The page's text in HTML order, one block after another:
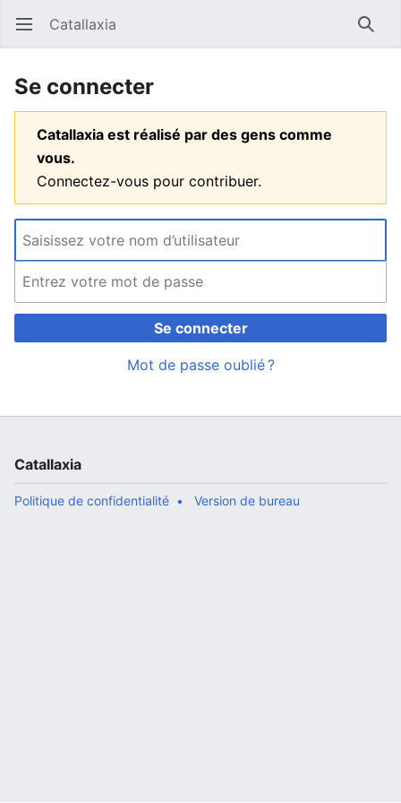
Ouvrir le menu principal Catallaxia
Se connecter
Catallaxia est réalisé par des gens comme
vous.
Connectez-vous pour contribuer.
Se connecter
Mot de passe oublié ?
Catallaxia
Politique de confidentialité Version de bureau